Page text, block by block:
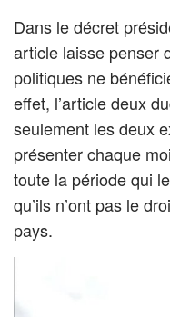
Dans le décret
article laisse penser
politiques ne
effet, l’article deux
seulement les deux
présenter chaque
toute la période qui
qu’ils n’ont pas le
pays.